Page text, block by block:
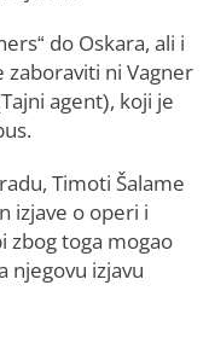
do Oskara, ali i
zaboraviti ni Vagner
agent), koji je
Timoti Šalame
izjave o operi i
zbog toga mogao
njegovu izjavu